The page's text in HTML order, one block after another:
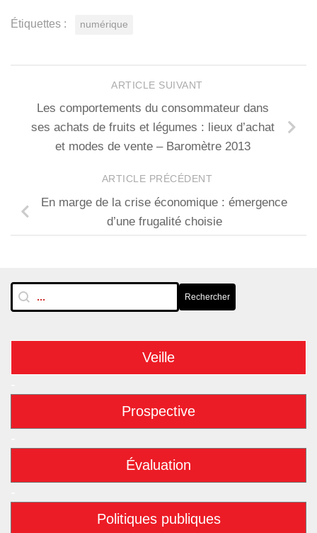
Étiquettes : numérique
ARTICLE SUIVANT
Les comportements du consommateur dans
ses achats de fruits et légumes : lieux d’achat
et modes de vente – Baromètre 2013
ARTICLE PRÉCÉDENT
En marge de la crise économique : émergence
d’une frugalité choisie
RechTextuelle-BarreLat
Rechercher Rechercher
Veille
Prospective
Évaluation
Politiques publiques